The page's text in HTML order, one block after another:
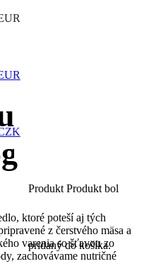
Produkt Produktbol
pridaný do košíka.
ktoré poteší aj tých
z čerstvého mäsa a
varenia so šťavou zo
zachovávame nutričné